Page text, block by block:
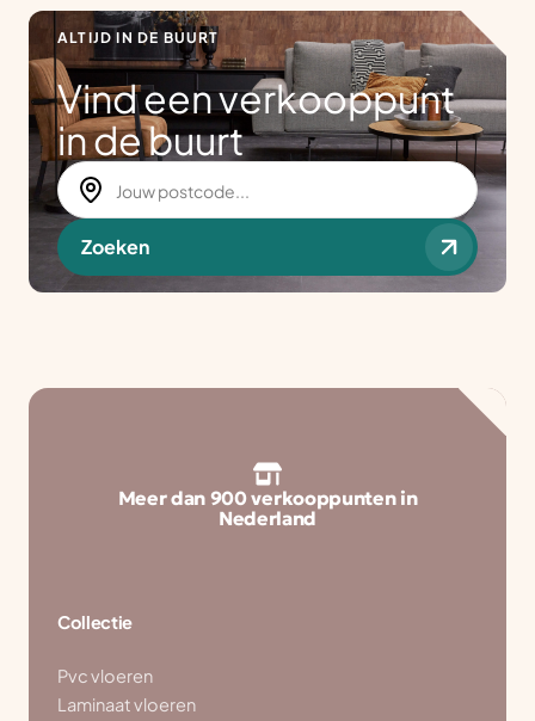
ALTIJD IN DE BUURT
Vind een verkooppunt
in de buurt
Zoeken
Meer dan 900 verkooppunten in
Nederland
Collectie
Pvc vloeren
Laminaat vloeren